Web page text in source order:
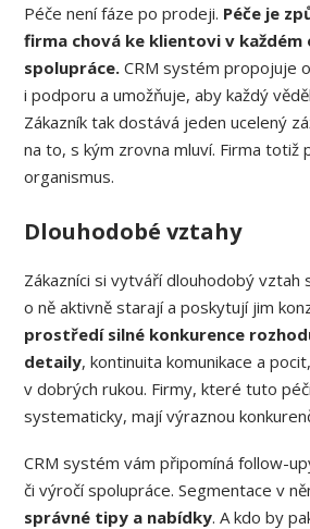
Péče není fáze po prodeji. Péče je
firma chová ke klientovi v každém
spolupráce. CRM systém propojuje
i podporu a umožňuje, aby každý
Zákazník tak dostává jeden ucelený
na to, s kým zrovna mluví. Firma totiž
organismus.
Dlouhodobé vztahy
Zákazníci si vytváří dlouhodobý vztah
o ně aktivně starají a poskytují jim
prostředí silné konkurence
detaily, kontinuita komunikace a
v dobrých rukou. Firmy, které tuto
systematicky, mají výraznou
CRM systém vám připomíná follow-
či výročí spolupráce. Segmentace v
správné tipy a nabídky. A kdo by